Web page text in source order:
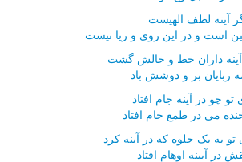
آینه لطف الهیست
است و در این روی و ریا نیست
داران خط و خالش گشت
ربایان بر و دوشش باد
چو در آینه جام افتاد
می در طمع خام افتاد
به یک جلوه که در آینه کرد
در آیینه اوهام افتاد